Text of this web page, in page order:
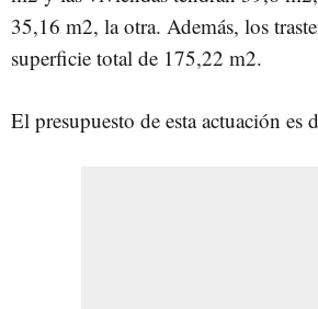
35,16 m2, la otra. Además, los
superficie total de 175,22 m2.
El presupuesto de esta actuación es